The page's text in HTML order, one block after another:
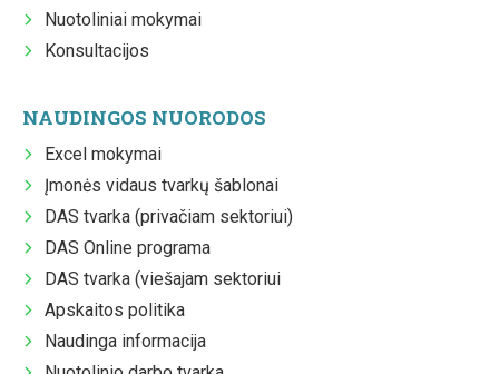
Nuotoliniai mokymai
Konsultacijos
NAUDINGOS NUORODOS
Excel mokymai
Įmonės vidaus tvarkų šablonai
DAS tvarka (privačiam sektoriui)
DAS Online programa
DAS tvarka (viešajam sektoriui
Apskaitos politika
Naudinga informacija